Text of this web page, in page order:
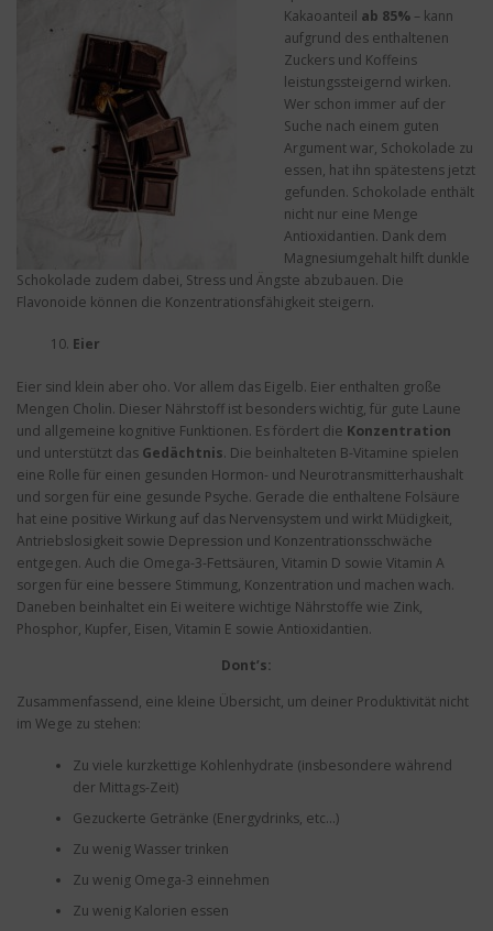
Kakaoanteil ab 85%– kann
aufgrund des enthaltenen
Zuckers und Koffeins
leistungssteigernd wirken.
Wer schon immer auf der
Suche nach einem guten
Argument war, Schokolade zu
essen, hat ihn spätestens jetzt
gefunden. Schokolade enthält
nicht nur eine Menge
Antioxidantien. Dank dem
Magnesiumgehalt hilft dunkle
Schokolade zudem dabei, Stress und Ängste abzubauen. Die
Flavonoide können die Konzentrationsfähigkeit steigern.
Eier
Eier sind klein aber oho. Vor allem das Eigelb. Eier enthalten große
Mengen Cholin. Dieser Nährstoff ist besonders wichtig, für gute Laune
und allgemeine kognitive Funktionen. Es fördert die Konzentration
und unterstützt das Gedächtnis. Die beinhalteten B-Vitamine spielen
eine Rolle für einen gesunden Hormon- und Neurotransmitterhaushalt
und sorgen für eine gesunde Psyche. Gerade die enthaltene Folsäure
hat eine positive Wirkung auf das Nervensystem und wirkt Müdigkeit,
Antriebslosigkeit sowie Depression und Konzentrationsschwäche
entgegen. Auch die Omega-3-Fettsäuren, Vitamin D sowie Vitamin A
sorgen für eine bessere Stimmung, Konzentration und machen wach.
Daneben beinhaltet ein Ei weitere wichtige Nährstoffe wie Zink,
Phosphor, Kupfer, Eisen, Vitamin E sowie Antioxidantien.
Dont’s:
Zusammenfassend, eine kleine Übersicht, um deiner Produktivität nicht
im Wege zu stehen:
Zu viele kurzkettige Kohlenhydrate (insbesondere während
der Mittags-Zeit)
Gezuckerte Getränke (Energydrinks, etc…)
Zu wenig Wasser trinken
Zu wenig Omega-3 einnehmen
Zu wenig Kalorien essen